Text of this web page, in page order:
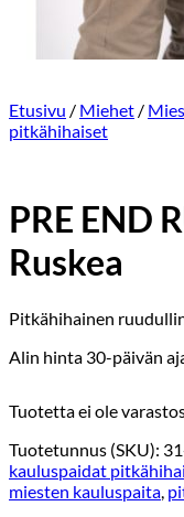
Etusivu / Miehet /
pitkähihaiset
PRE END
Ruskea
Pitkähihainen
Alin hinta 30-päivän
Tuotetta ei ole
Tuotetunnus (SKU):
kauluspaidat
miesten kauluspaita,